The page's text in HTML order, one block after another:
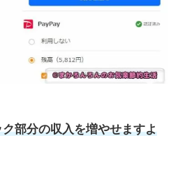
部分の収入を増やせますよ